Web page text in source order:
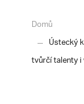
Domů
Ústecký
tvůrčí talenty